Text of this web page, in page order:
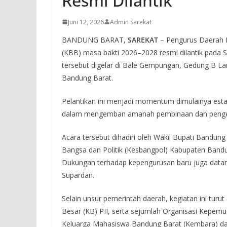
Juni 12, 2026 Admin Sarekat
BANDUNG BARAT, SAREKAT – Pengurus
(KBB) masa bakti 2026–2028 resmi dilantik pada
tersebut digelar di Bale Gempungan, Gedung B
Bandung Barat.
Pelantikan ini menjadi momentum dimulainya
dalam mengemban amanah pembinaan dan
Acara tersebut dihadiri oleh Wakil Bupati
Bangsa dan Politik (Kesbangpol) Kabupaten
Dukungan terhadap kepengurusan baru juga
Supardan.
Selain unsur pemerintah daerah, kegiatan ini
Besar (KB) PII, serta sejumlah Organisasi
Keluarga Mahasiswa Bandung Barat (Kembara)